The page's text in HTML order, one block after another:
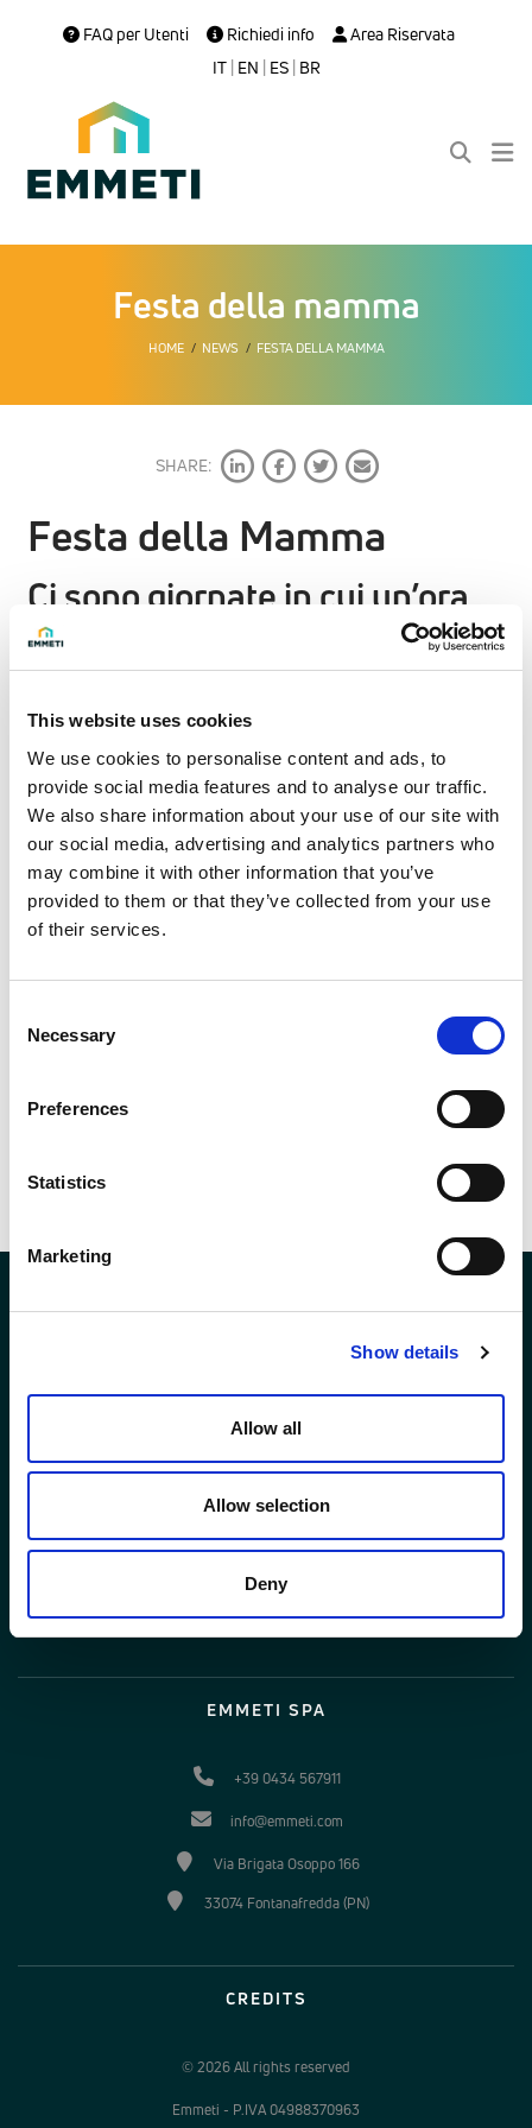
This website uses cookies
We use cookies to personalise content and ads, to
provide social media features and to analyse our traffic.
We also share information about your use of our site with
our social media, advertising and analytics partners who
may combine it with other information that you’ve
provided to them or that they’ve collected from your use
of their services.
Selection
Necessary
Preferences
Statistics
Marketing
Show details
Allow all
Allow selection
Deny
FAQ per Utenti Richiedi info
Area Riservata
IT| EN | ES| BR
Festa della mamma
HOME NEWS FESTA DELLA MAMMA
SHARE:
Festa della Mamma
Ci sono giornate in cui un’ora
vale oro
concreto: dal 4 all’8 maggio 2026 tutte le mamme
dipendenti possono usufruire di 1 ora di permesso a
carico dell’azienda, in un giorno a scelta della settimana.
Un’ora per respirare, per esserci, per fare le cose con più
calma.
Tanti auguri a tutte le mamme!
LEGAL AREA
Privacy policy
Legal Info
D.Lgs. 231 e 24/2023
EMMETI SPA
+39 0434 567911
info@emmeti.com
Via Brigata Osoppo 166
33074 Fontanafredda (PN)
CREDITS
© 2026 All rights reserved
Emmeti - P.IVA 04988370963